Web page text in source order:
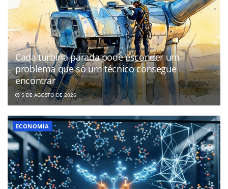
Cada turbina parada pode esconder um
problema que só um técnico consegue
encontrar
5 DE AGOSTO DE 2026
ECONOMIA